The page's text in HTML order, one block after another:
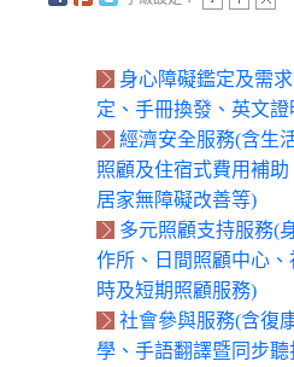
身心障礙鑑定及需
定、手冊換發、英文證
經濟安全服務(含生
照顧及住宿式費用補助
居家無障礙改善等)
多元照顧支持服務(
作所、日間照顧中心
時及短期照顧服務)
社會參與服務(含復
學、手語翻譯暨同步